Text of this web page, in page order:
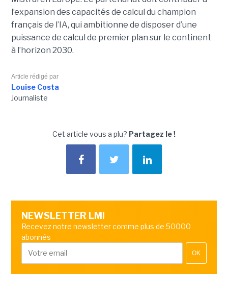
l’expansion des capacités de calcul du champion
français de l’IA, qui ambitionne de disposer d’une
puissance de calcul de premier plan sur le continent
à l’horizon 2030.
Article rédigé par
Louise Costa
Journaliste
Cet article vous a plu? Partagez le !
NEWSLETTER LMI
Recevez notre newsletter comme plus de 50000
abonnés
OK